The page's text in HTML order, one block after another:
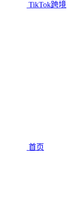
TikTok跨境
首页